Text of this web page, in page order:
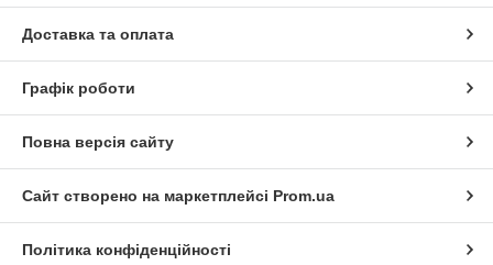
Доставка та оплата
Графік роботи
Повна версія сайту
Сайт створено на маркетплейсі Prom.ua
Політика конфіденційності